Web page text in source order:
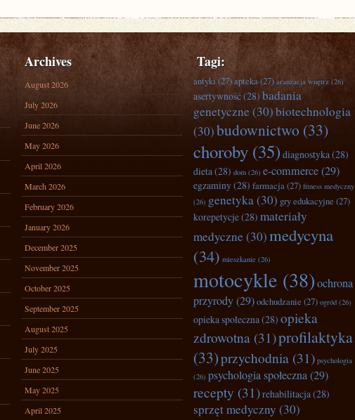
Archives
August 2026
July 2026
June 2026
May 2026
April 2026
March 2026
February 2026
January 2026
December 2025
November 2025
October 2025
September 2025
August 2025
July 2025
June 2025
May 2025
April 2025
Tagi:
antyki(27)apteka(27) aranżacja wnętrz (26)
asertywność(28) badania
genetyczne (30)biotechnologia
(30)budownictwo (33)
choroby (35) diagnostyka(28)
dieta(28) dom (26) e-commerce(29)
egzaminy(28) farmacja(27) fitness medyczny
(26) genetyka(30) gry edukacyjne (27)
korepetycje(28) materiały
medyczne (30)medycyna
(34) mieszkanie (26)
motocykle (38)ochrona
przyrody(29)odchudzanie (27) ogród (26)
opieka społeczna(28) opieka
zdrowotna (31)profilaktyka
(33)przychodnia (31) psychologia
(26) psychologia społeczna(29)
recepty (31)rehabilitacja(28)
sprzęt medyczny (30)